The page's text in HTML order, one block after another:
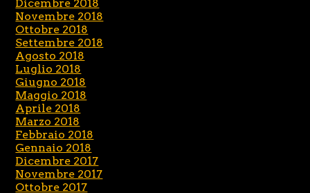
Dicembre 2018
Novembre 2018
Ottobre 2018
Settembre 2018
Agosto 2018
Luglio 2018
Giugno 2018
Maggio 2018
Aprile 2018
Marzo 2018
Febbraio 2018
Gennaio 2018
Dicembre 2017
Novembre 2017
Ottobre 2017